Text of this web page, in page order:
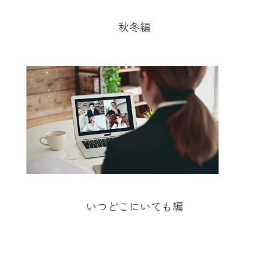
秋冬編
いつどこにいても編